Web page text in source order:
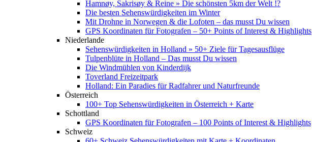
Hamnøy, Sakrisøy & Reine » Die schönsten 5km der Welt !?
Die besten Sehenswürdigkeiten im Winter
Mit Drohne in Norwegen & die Lofoten – das musst Du wissen
GPS Koordinaten für Fotografen – 50+ Points of Interest & Highlights
Niederlande
Sehenswürdigkeiten in Holland » 50+ Ziele für Tagesausflüge
Tulpenblüte in Holland – Das musst Du wissen
Die Windmühlen von Kinderdijk
Toverland Freizeitpark
Holland: Ein Paradies für Radfahrer und Naturfreunde
Österreich
100+ Top Sehenswürdigkeiten in Österreich + Karte
Schottland
GPS Koordinaten für Fotografen – 100 Points of Interest & Highlights
Schweiz